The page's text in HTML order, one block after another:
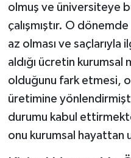
olmuş ve üniversiteye
çalışmıştır. O dönemde
az olması ve saçlarıyla
aldığı ücretin kurumsal
olduğunu fark etmesi,
üretimine
durumu kabul
onu kurumsal hayattan